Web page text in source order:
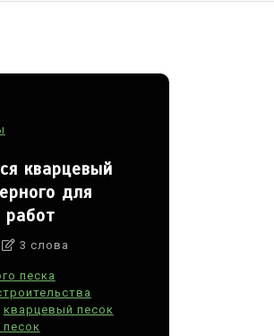
кварцевый
для
работ
3 слова
песка
кварцевый песок